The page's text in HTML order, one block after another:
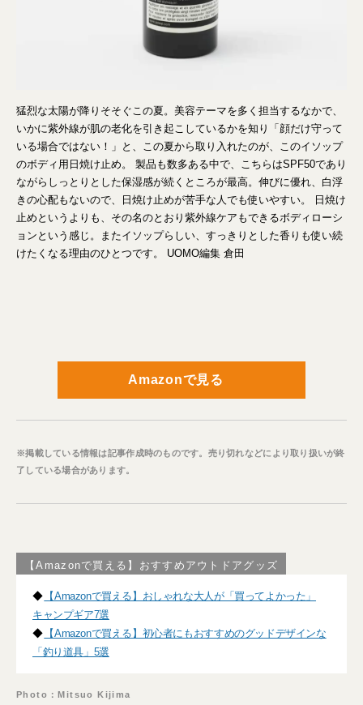
猛烈な太陽が降りそそぐこの夏。美容テーマを多く担当するなかで、
いかに紫外線が肌の老化を引き起こしているかを知り「顔だけ守って
いる場合ではない！」と、この夏から取り入れたのが、このイソップ
のボディ用日焼け止め。 製品も数多ある中で、こちらはSPF50であり
ながらしっとりとした保湿感が続くところが最高。伸びに優れ、白浮
きの心配もないので、日焼け止めが苦手な人でも使いやすい。 日焼け
止めというよりも、その名のとおり紫外線ケアもできるボディローシ
ョンという感じ。またイソップらしい、すっきりとした香りも使い続
けたくなる理由のひとつです。 UOMO編集 倉田
Amazonで見る
※掲載している情報は記事作成時のものです。売り切れなどにより取り扱いが終
了している場合があります。
【Amazonで買える】おすすめアウトドアグッズ
◆ 【Amazonで買える】おしゃれな大人が「買ってよかった」
キャンプギア7選
◆ 【Amazonで買える】初心者にもおすすめのグッドデザインな
「釣り道具」5選
Photo：Mitsuo Kijima